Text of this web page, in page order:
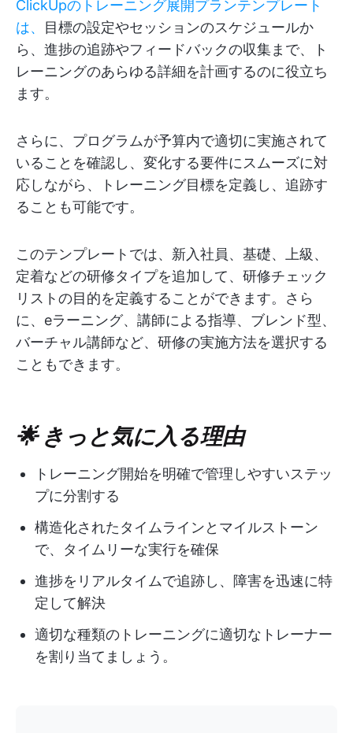
ClickUpのトレーニング展開プランテンプレート
は、 目標の設定やセッションのスケジュールか
ら、進捗の追跡やフィードバックの収集まで、ト
レーニングのあらゆる詳細を計画するのに役立ち
ます。
さらに、プログラムが予算内で適切に実施されて
いることを確認し、変化する要件にスムーズに対
応しながら、トレーニング目標を定義し、追跡す
ることも可能です。
このテンプレートでは、新入社員、基礎、上級、
定着などの研修タイプを追加して、研修チェック
リストの目的を定義することができます。さら
に、eラーニング、講師による指導、ブレンド型、
バーチャル講師など、研修の実施方法を選択する
こともできます。
🌟 きっと気に入る理由
トレーニング開始を明確で管理しやすいステッ
プに分割する
構造化されたタイムラインとマイルストーン
で、タイムリーな実行を確保
進捗をリアルタイムで追跡し、障害を迅速に特
定して解決
適切な種類のトレーニングに適切なトレーナー
を割り当てましょう。